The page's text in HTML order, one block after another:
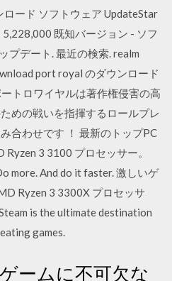
ード ソフトウェア UpdateStar
既知バージョン - ソフ
プデート. 最近の検索. realm
port royal のダウンロード
トロワイヤルは著作権侵害の高
めの戦いを指揮するロールプレ
合わせです ！ 最新のトップPC
3 3100 プロセッサー。
more. And do it faster. 激しいゲ
Ryzen 3 3300X プロセッサ
is the ultimate destination
games.
ームに不可欠な